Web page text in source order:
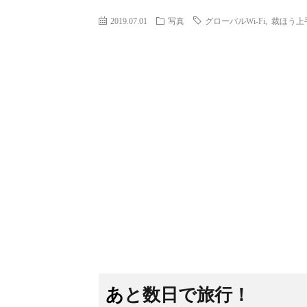
2019.07.01 写真 グローバルWi-Fi 裁ほう上
あと数日で旅行！